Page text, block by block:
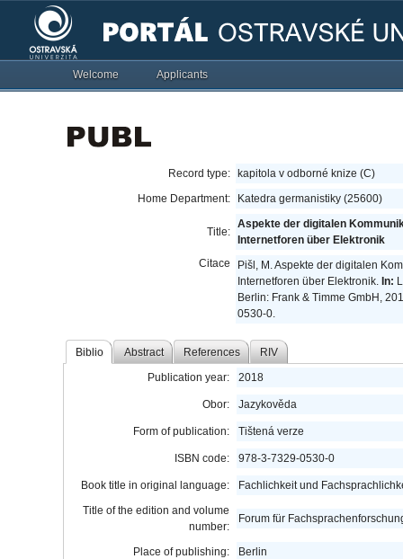
Welcome Applicants
Record type:
kapitola v odborné knize (C)
Home Department:
Katedra germanistiky (25600)
Title:
Aspekte der digitalen
Internetforen über Elektronik
Citace
Pišl, M. Aspekte der digitalen
Internetforen über Elektronik. In:
Berlin: Frank & Timme GmbH,
0530-0.
Biblio Abstract References RIV
Publication year: 2018
Obor: Jazykověda
Form of publication: Tištená verze
ISBN code: 978-3-7329-0530-0
Book title in original language:
Fachlichkeit und
Title of the edition and volume
number:
Forum für
Place of publishing: Berlin